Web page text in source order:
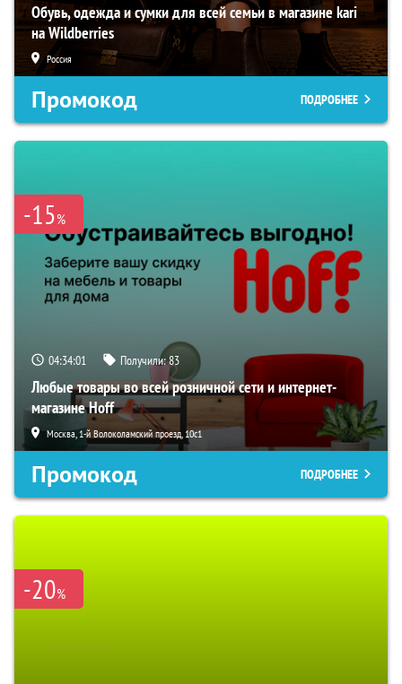
Обувь, одежда и сумки для всей семьи в магазине kari
на Wildberries
Россия
Промокод ПОДРОБНЕЕ
-15%
04:34:00 Получили:83
Любые товары во всей розничной сети и интернет-
магазине Hoff
Москва, 1-й Волоколамский проезд, 10с1
Промокод ПОДРОБНЕЕ
-20%